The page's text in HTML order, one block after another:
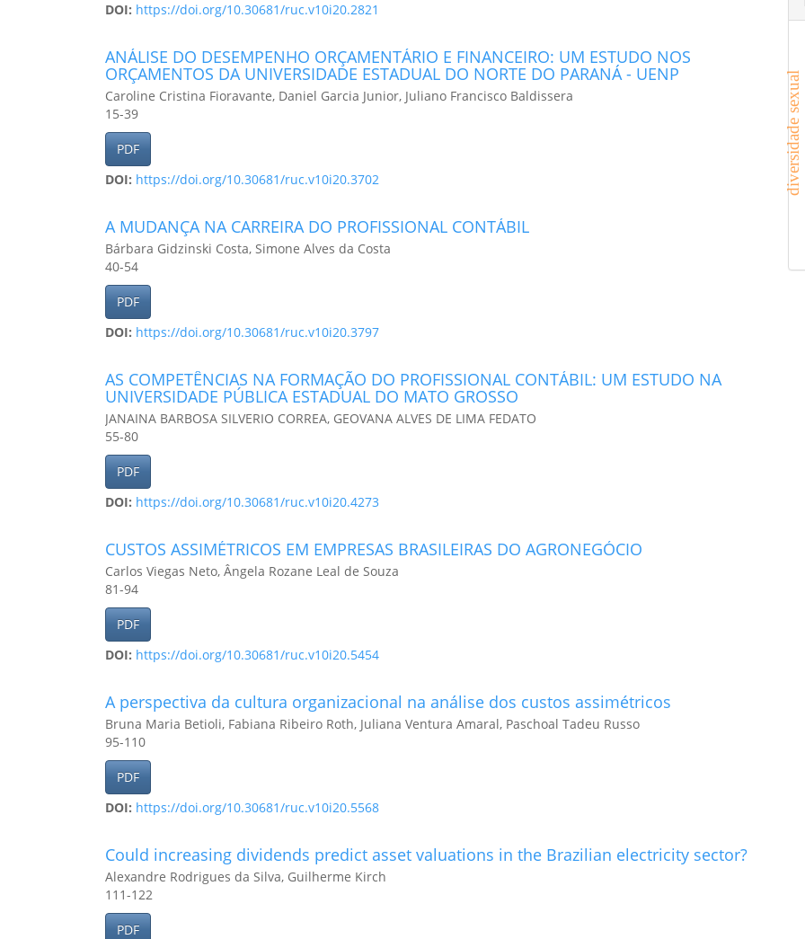
DOI: https://doi.org/10.30681/ruc.v10i20.2821
ANÁLISE DO DESEMPENHO ORÇAMENTÁRIO E FINANCEIRO: UM ESTUDO NOS
ORÇAMENTOS DA UNIVERSIDADE ESTADUAL DO NORTE DO PARANÁ - UENP
Caroline Cristina Fioravante, Daniel Garcia Junior, Juliano Francisco Baldissera
15-39
PDF
DOI: https://doi.org/10.30681/ruc.v10i20.3702
A MUDANÇA NA CARREIRA DO PROFISSIONAL CONTÁBIL
Bárbara Gidzinski Costa, Simone Alves da Costa
40-54
PDF
DOI: https://doi.org/10.30681/ruc.v10i20.3797
AS COMPETÊNCIAS NA FORMAÇÃO DO PROFISSIONAL CONTÁBIL: UM ESTUDO NA
UNIVERSIDADE PÚBLICA ESTADUAL DO MATO GROSSO
JANAINA BARBOSA SILVERIO CORREA, GEOVANA ALVES DE LIMA FEDATO
55-80
PDF
DOI: https://doi.org/10.30681/ruc.v10i20.4273
CUSTOS ASSIMÉTRICOS EM EMPRESAS BRASILEIRAS DO AGRONEGÓCIO
Carlos Viegas Neto, Ângela Rozane Leal de Souza
81-94
PDF
DOI: https://doi.org/10.30681/ruc.v10i20.5454
A perspectiva da cultura organizacional na análise dos custos assimétricos
Bruna Maria Betioli, Fabiana Ribeiro Roth, Juliana Ventura Amaral, Paschoal Tadeu Russo
95-110
PDF
DOI: https://doi.org/10.30681/ruc.v10i20.5568
Could increasing dividends predict asset valuations in the Brazilian electricity sector?
Alexandre Rodrigues da Silva, Guilherme Kirch
111-122
PDF
diversidade sexual